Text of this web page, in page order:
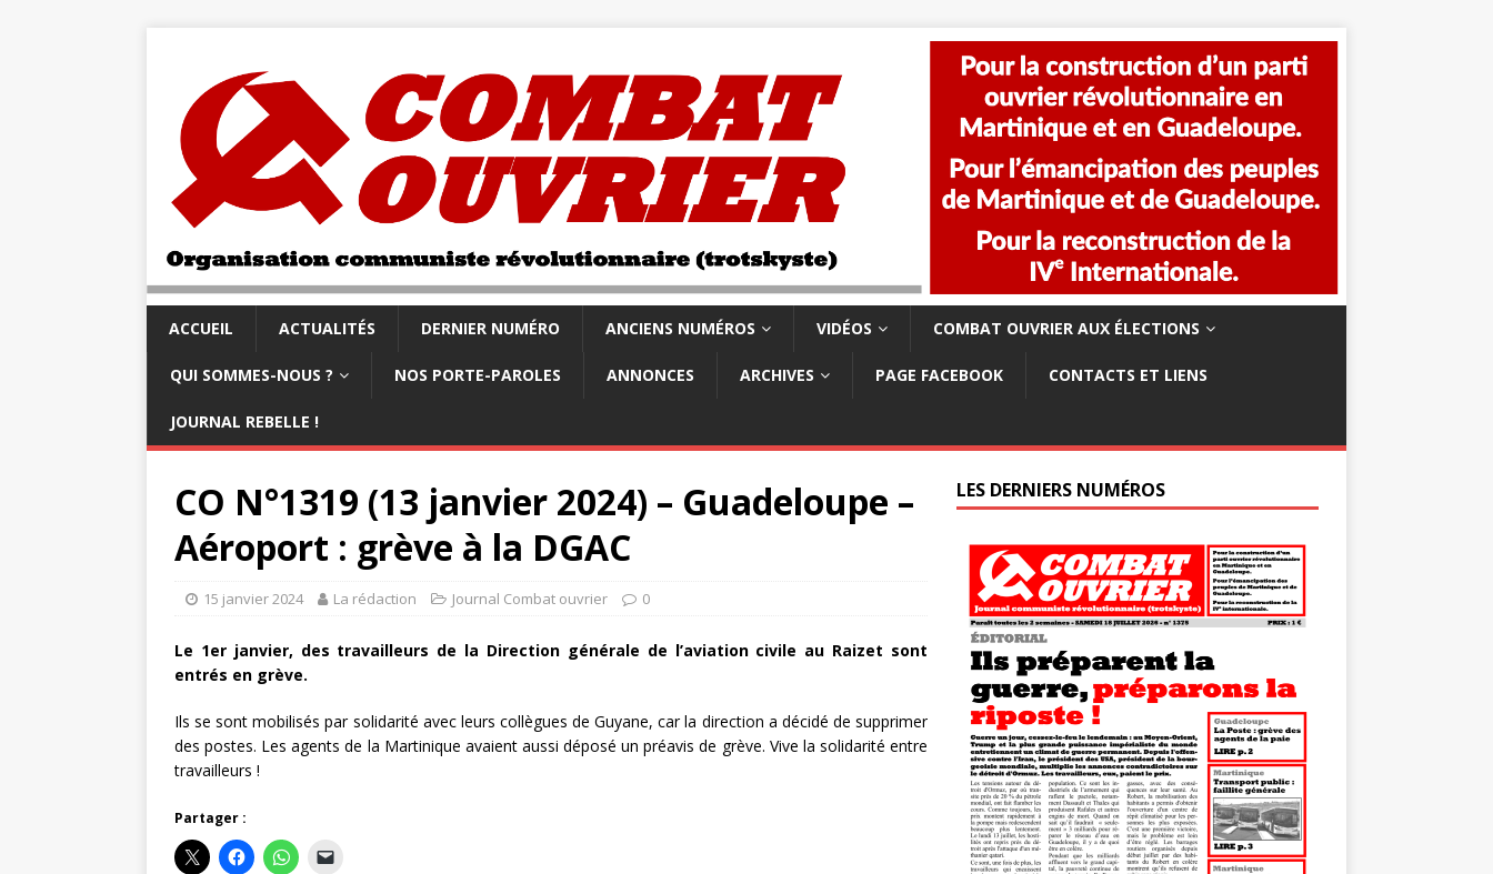
ACCUEIL ACTUALITÉS DERNIER NUMÉRO ANCIENS NUMÉROS VIDÉOS COMBAT OUVRIER AUX ÉLECTIONS
QUI SOMMES-NOUS ? NOS PORTE-PAROLES ANNONCES ARCHIVES PAGE FACEBOOK CONTACTS ET LIENS
JOURNAL REBELLE !
CO N°1319 (13 janvier 2024) – Guadeloupe –
Aéroport : grève à la DGAC
15 janvier 2024 La rédaction Journal Combat ouvrier 0
Le 1er janvier, des travailleurs de la Direction générale de l’aviation civile au Raizet sont
entrés en grève.
Ils se sont mobilisés par solidarité avec leurs collègues de Guyane, car la direction a décidé de supprimer
des postes. Les agents de la Martinique avaient aussi déposé un préavis de grève. Vive la solidarité entre
travailleurs !
Partager :
LES DERNIERS NUMÉROS